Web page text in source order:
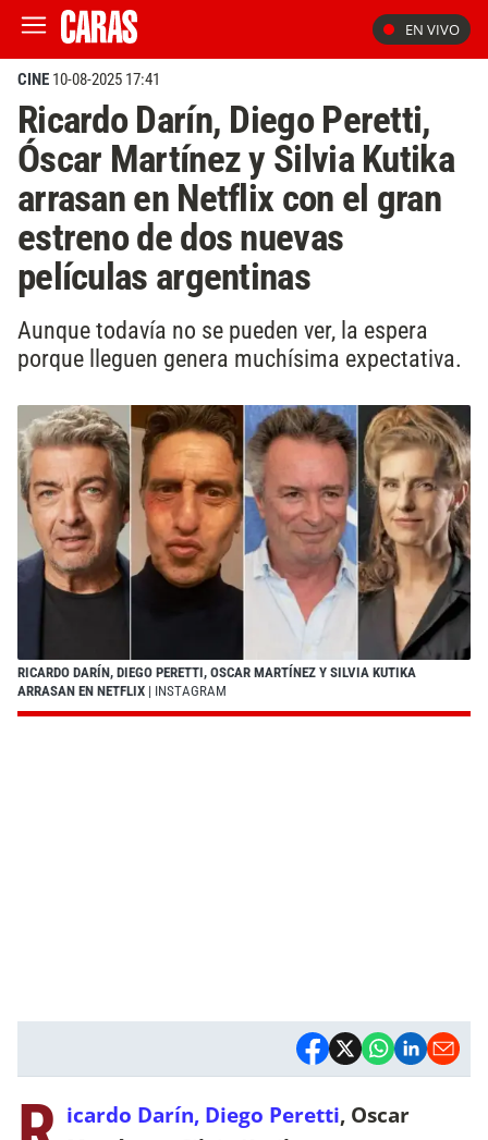
EN VIVO
CINE 10-08-2025 17:41
Ricardo Darín, Diego Peretti,
Óscar Martínez y Silvia Kutika
arrasan en Netflix con el gran
estreno de dos nuevas
películas argentinas
Aunque todavía no se pueden ver, la espera
porque lleguen genera muchísima expectativa.
RICARDO DARÍN, DIEGO PERETTI, OSCAR MARTÍNEZ Y SILVIA KUTIKA
ARRASAN EN NETFLIX | INSTAGRAM
icardo Darín, Diego Peretti, Oscar